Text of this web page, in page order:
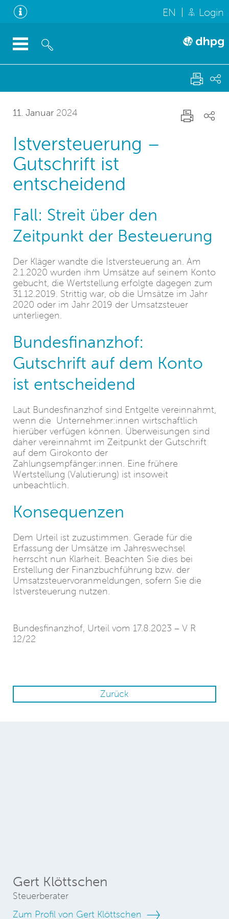
EN Login
11. Januar 2024
Istversteuerung –
Gutschrift ist
entscheidend
Fall: Streit über den
Zeitpunkt der Besteuerung
Der Kläger wandte die Istversteuerung an. Am
2.1.2020 wurden ihm Umsätze auf seinem Konto
gebucht, die Wertstellung erfolgte dagegen zum
31.12.2019. Strittig war, ob die Umsätze im Jahr
2020 oder im Jahr 2019 der Umsatzsteuer
unterliegen.
Bundesfinanzhof:
Gutschrift auf dem Konto
ist entscheidend
Laut Bundesfinanzhof sind Entgelte vereinnahmt,
wenn die Unternehmer:innen wirtschaftlich
hierüber verfügen können. Überweisungen sind
daher vereinnahmt im Zeitpunkt der Gutschrift
auf dem Girokonto der
Zahlungsempfänger:innen. Eine frühere
Wertstellung (Valutierung) ist insoweit
unbeachtlich.
Konsequenzen
Dem Urteil ist zuzustimmen. Gerade für die
Erfassung der Umsätze im Jahreswechsel
herrscht nun Klarheit. Beachten Sie dies bei
Erstellung der Finanzbuchführung bzw. der
Umsatzsteuervoranmeldungen, sofern Sie die
Istversteuerung nutzen.
Bundesfinanzhof, Urteil vom 17.8.2023 – V R
12/22
Zurück
Gert Klöttschen
Steuerberater
Zum Profil von Gert Klöttschen